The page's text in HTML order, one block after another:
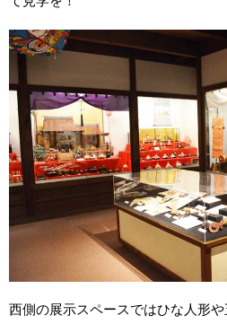
西側の展示スペースではひな人形